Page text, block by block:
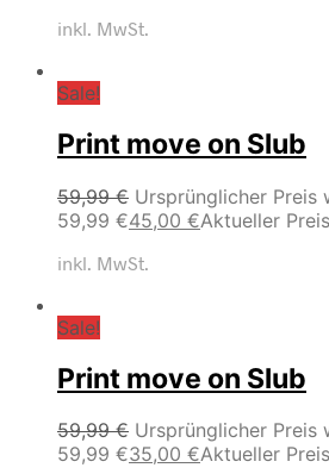
inkl. MwSt.
Sale!
Print move on Slub
59,99€ Ursprünglicher Preis
59,99 €45,00 €Aktueller
inkl. MwSt.
Sale!
Print move on Slub
59,99€ Ursprünglicher Preis
59,99 €35,00 €Aktueller